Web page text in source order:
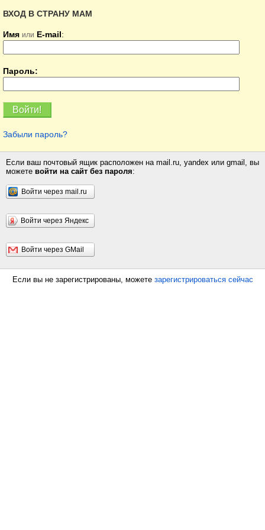
ВХОД В СТРАНУ МАМ
Имя или E-mail:
Пароль:
Забыли пароль?
Если ваш почтовый ящик расположен на mail.ru, yandex или gmail, вы
можете войти на сайт без пароля:
Войти через mail.ru
Войти через Яндекс
Войти через GMail
Если вы не зарегистрированы, можете зарегистрироваться сейчас